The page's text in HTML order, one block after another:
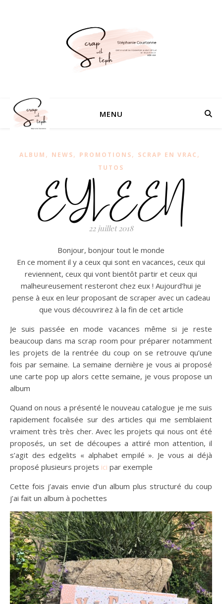
MENU
ALBUM , NEWS, PROMOTIONS, SCRAP EN VRAC ,
TUTOS
EYLEEN
22 juillet 2018
Bonjour, bonjour tout le monde
En ce moment il y a ceux qui sont en vacances, ceux qui
reviennent, ceux qui vont bientôt partir et ceux qui
malheureusement resteront chez eux ! Aujourd’hui je
pense à eux en leur proposant de scraper avec un cadeau
que vous découvrirez à la fin de cet article
Je suis passée en mode vacances même si je reste
beaucoup dans ma scrap room pour préparer notamment
les projets de la rentrée du coup on se retrouve qu’une
fois par semaine. La semaine dernière je vous ai proposé
une carte pop up alors cette semaine, je vous propose un
album
Quand on nous a présenté le nouveau catalogue je me suis
rapidement focalisée sur des articles qui me semblaient
vraiment très très cher. Avec les projets qui nous ont été
proposés, un set de découpes a attiré mon attention, il
s’agit des edgelits « alphabet empilé ». Je vous ai déjà
proposé plusieurs projets ici par exemple
Cette fois j’avais envie d’un album plus structuré du coup
j’ai fait un album à pochettes